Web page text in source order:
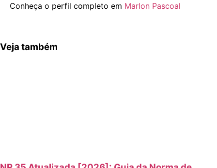
Conheça o perfil completo em Marlon Pascoal
Veja também